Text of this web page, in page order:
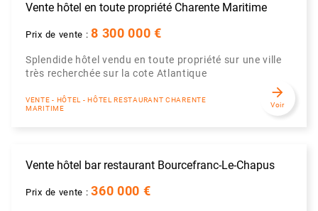
Vente hôtel en toute propriété Charente Maritime
Prix de vente :8 300 000 €
Splendide hôtel vendu en toute propriété sur une ville
très recherchée sur la cote Atlantique
VENTE - HÔTEL - HÔTEL RESTAURANT CHARENTE
MARITIME
arrow_forward
Voir
Vente hôtel bar restaurant Bourcefranc-Le-Chapus
Prix de vente :360 000 €